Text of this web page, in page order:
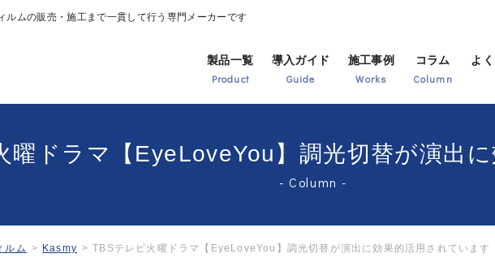
ルムの販売・施工まで一貫して行う専門メーカーです
製品一覧
Product
導入ガイド
Guide
施工事例
Works
コラム
Column
よ
曜ドラマ【EyeLoveYou】調光切替が演出
Column
ルム Kasmy TBSテレビ火曜ドラマ【EyeLoveYou】調光切替が演出に効果的活用されています